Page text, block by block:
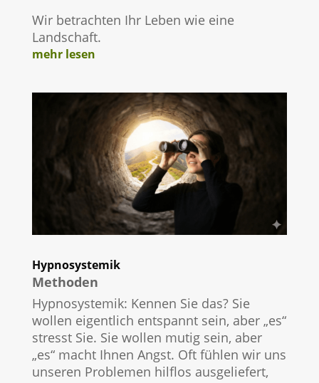
Wir betrachten Ihr Leben wie eine
Landschaft.
mehr lesen
Hypnosystemik
Methoden
Hypnosystemik: Kennen Sie das? Sie
wollen eigentlich entspannt sein, aber „es“
stresst Sie. Sie wollen mutig sein, aber
„es“ macht Ihnen Angst. Oft fühlen wir uns
unseren Problemen hilflos ausgeliefert,